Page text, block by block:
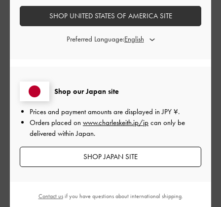
品質
とてもよかった
フィルター
並べ替え
Shop our Japan site
Prices and payment amounts are displayed inJPY ¥.
Orders placed on www.charleskeith.jp/jp can only be
delivered within Japan.
SHOP JAPAN SITE
SHOP UNITED STATES OF AMERICA SITE
Preferred Language:
Contact usif you have questions about international shipping.